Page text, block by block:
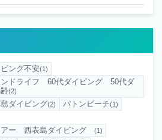
ング不安(1)
ドライフ 60代ダイビング 50代ダ
(2)
ダイビング(2) パトンビーチ(1)
アー 西表島ダイビング (1)